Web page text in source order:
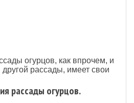
огурцов, как впрочем, и
рассады, имеет свои
рассады огурцов.